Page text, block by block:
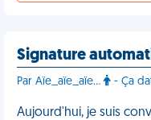
Signature
Par Aïe_aïe_aïe... - Ça
Aujourd'hui, je suis